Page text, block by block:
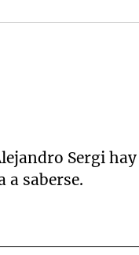
Sergi
a saberse.